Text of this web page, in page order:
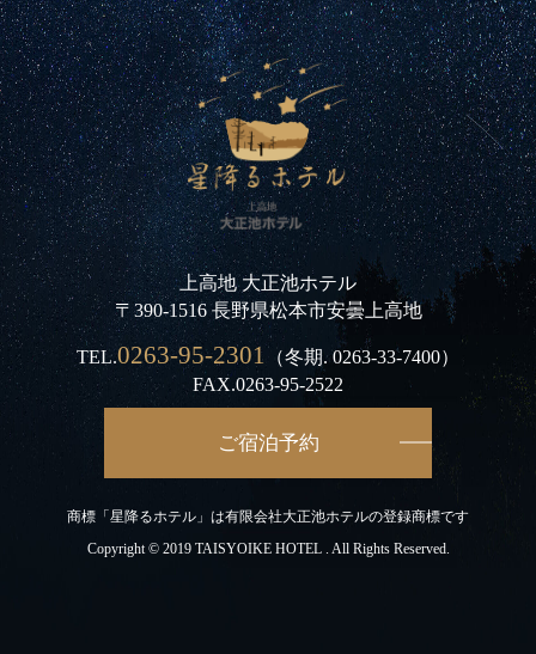
上高地 大正池ホテル
〒390-1516 長野県松本市安曇上高地
TEL.0263-95-2301 （冬期.0263-33-7400）
FAX.0263-95-2522
ご宿泊予約
商標「星降るホテル」は有限会社大正池ホテルの登録商標です
Copyright © 2019 TAISYOIKE HOTEL . All Rights Reserved.